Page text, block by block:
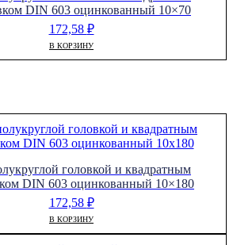
DIN 603 оцинкованный 10×70
172,58 ₽
В КОРЗИНУ
головкой и квадратным
DIN 603 оцинкованный 10×180
172,58 ₽
В КОРЗИНУ